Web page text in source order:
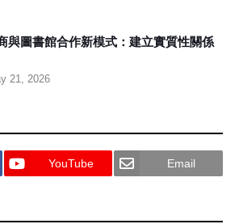
與圖書館合作新模式：建立實質性關係
21, 2026
YouTube Email